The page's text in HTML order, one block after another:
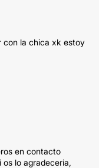
con la chica xk estoy
en contacto
lo agradeceria,